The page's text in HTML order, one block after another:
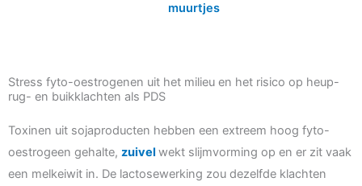
muurtjes
Stress fyto-oestrogenen uit het milieu en het risico op heup-
rug- en buikklachten als PDS
Toxinen uit sojaproducten hebben een extreem hoog fyto-
oestrogeen gehalte, zuivel wekt slijmvorming op en er zit vaak
een melkeiwit in. De lactosewerking zou dezelfde klachten